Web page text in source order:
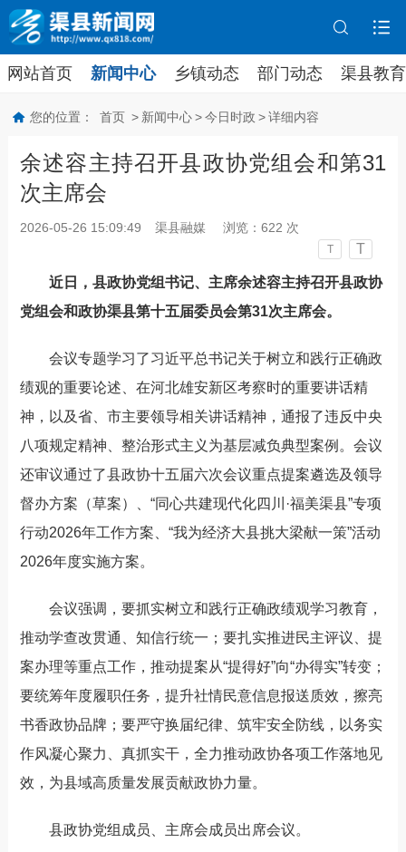
网站首页 新闻中心 乡镇动态 部门动态 渠县教育
您的位置： 首页 > 新闻中心 > 今日时政 > 详细内容
余述容主持召开县政协党组会和第31
次主席会
2026-05-26 15:09:49 渠县融媒 浏览： 622 次
T T
近日，县政协党组书记、主席余述容主持召开县政协
党组会和政协渠县第十五届委员会第31次主席会。
会议专题学习了习近平总书记关于树立和践行正确政
绩观的重要论述、在河北雄安新区考察时的重要讲话精
神，以及省、市主要领导相关讲话精神，通报了违反中央
八项规定精神、整治形式主义为基层减负典型案例。会议
还审议通过了县政协十五届六次会议重点提案遴选及领导
督办方案（草案）、 “同心共建现代化四川·福美渠县”专项
行动2026年工作方案、“我为经济大县挑大梁献一策”活动
2026年度实施方案。
会议强调，要抓实树立和践行正确政绩观学习教育，
推动学查改贯通、知信行统一； 要扎实推进民主评议、提
案办理等重点工作，推动提案从“提得好”向“办得实”转变；
要统筹年度履职任务，提升社情民意信息报送质效，擦亮
书香政协品牌； 要严守换届纪律、筑牢安全防线，以务实
作风凝心聚力、真抓实干，全力推动政协各项工作落地见
效，为县域高质量发展贡献政协力量。
县政协党组成员、主席会成员出席会议。